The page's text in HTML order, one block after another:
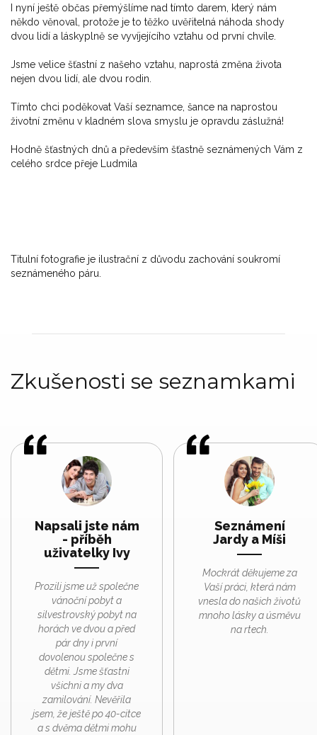
I nyní ještě občas přemýšlíme nad tímto darem, který nám
někdo věnoval, protože je to těžko uvěřitelná náhoda shody
dvou lidí a láskyplně se vyvíjejícího vztahu od první chvíle.
Jsme velice šťastní z našeho vztahu, naprostá změna života
nejen dvou lidí, ale dvou rodin.
Tímto chci poděkovat Vaší seznamce, šance na naprostou
životní změnu v kladném slova smyslu je opravdu záslužná!
Hodně šťastných dnů a především šťastně seznámených Vám z
celého srdce přeje Ludmila
Titulní fotografie je ilustrační z důvodu zachování soukromí
seznámeného páru.
Zkušenosti se seznamkami
Napsali jste nám
- příběh
uživatelky Ivy
Prozili jsme už společne
vánoční pobyt a
silvestrovský pobyt na
horách ve dvou a před
pár dny i první
dovolenou společne s
dětmi. Jsme šťastni
všichni a my dva
zamilování. Nevěřila
jsem, že ještě po 40-citce
a s dvěma dětmi mohu
Seznámení
Jardy a Míši
Mockrát děkujeme za
Vaší práci, která nám
vnesla do našich životů
mnoho lásky a úsměvu
na rtech.